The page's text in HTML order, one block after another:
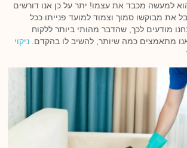
למעשה מכבד את עצמו! יתר על כן אנו דורשים
את מבוקשו סמוך וצמוד למועד פנייתו ככל
מודעים לכך, שהדבר מהותי ביותר ללקוח
מתאמצים כמה שיותר, להשיב לו בהקדם. ניקוי